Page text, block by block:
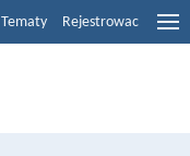
Tematy Rejestrowac